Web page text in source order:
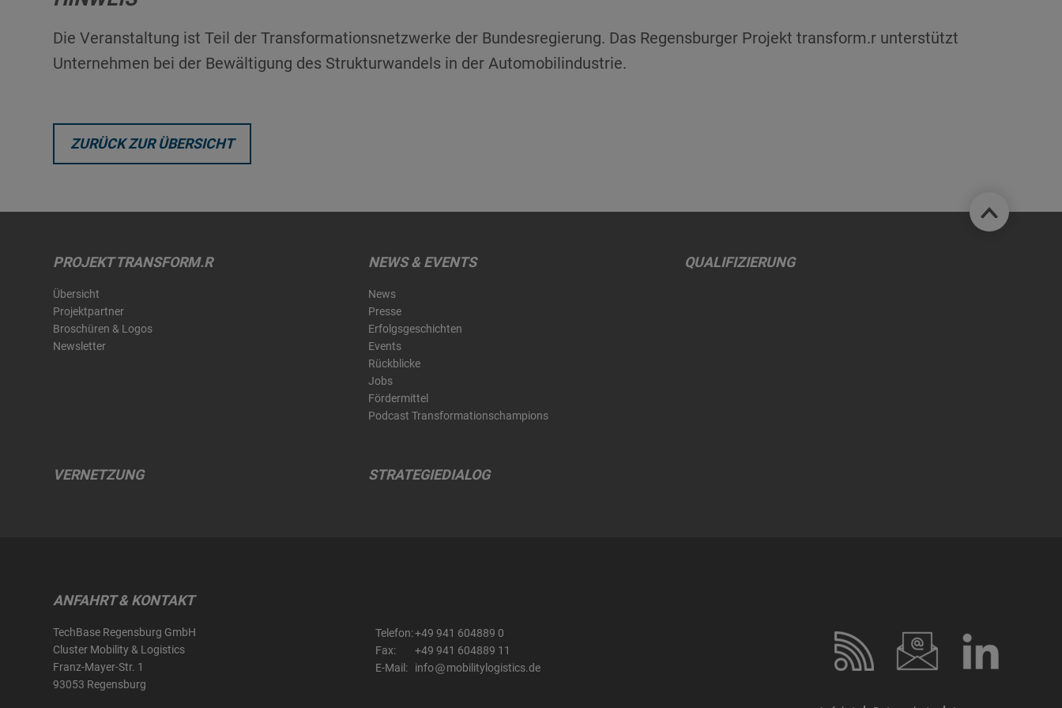
Die Veranstaltung ist Teil der Transformationsnetzwerke der Bundesregierung. Das Regensburger Projekt transform.r unterstützt
Unternehmen bei der Bewältigung des Strukturwandels in der Automobilindustrie.
ZURÜCK ZUR ÜBERSICHT
PROJEKT TRANSFORM.R
Übersicht
Projektpartner
Broschüren & Logos
Newsletter
NEWS & EVENTS
News
Presse
Erfolgsgeschichten
Events
Rückblicke
Jobs
Fördermittel
Podcast Transformationschampions
QUALIFIZIERUNG
VERNETZUNG STRATEGIEDIALOG
ANFAHRT & KONTAKT
TechBase Regensburg GmbH
Cluster Mobility & Logistics
Franz-Mayer-Str. 1
93053 Regensburg
Telefon:
Fax:
E-Mail:
+49 941 604889 0
+49 941 604889 11
info
mobilitylogistics.de